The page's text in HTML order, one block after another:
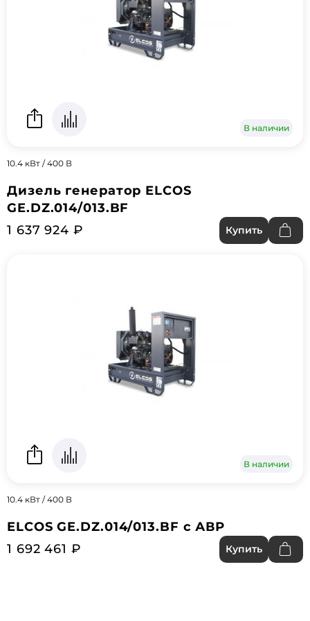
В наличии
10.4 кВт / 400 В
Дизель генератор ELCOS
GE.DZ.014/013.BF
1 637 924 ₽
Купить
В наличии
10.4 кВт / 400 В
ELCOS GE.DZ.014/013.BF с АВР
1 692 461 ₽
Купить